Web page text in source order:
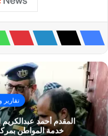
تقارير
المقدم أحمد
خدمة المواطن